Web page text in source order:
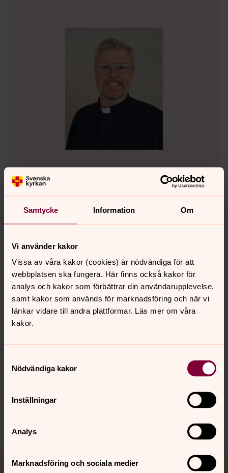
Samtycke Information Om
Vi använder kakor
Vissa av våra kakor (cookies) är nödvändiga för att
webbplatsen ska fungera. Här finns också kakor för
analys och kakor som förbättrar din användarupplevelse,
samt kakor som används för marknadsföring och när vi
länkar vidare till andra plattformar. Läs mer om våra
kakor.
Nödvändiga kakor
Inställningar
Analys
Marknadsföring och sociala medier
Patrik Lifvergren
Präst, Församlingsherde distrikt Centrum, Svenska
kyrkan Alingsås
Direkt:0322-66 91 24Mobil:0766- 39 61 24
Mer om Patrik Lifvergren
Komminister
innehåll?
Dela